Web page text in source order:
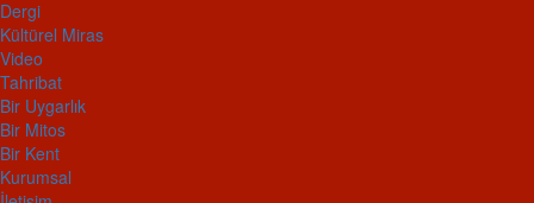
Dergi
Kültürel Miras
Video
Tahribat
Bir Uygarlık
Bir Mitos
Bir Kent
Kurumsal